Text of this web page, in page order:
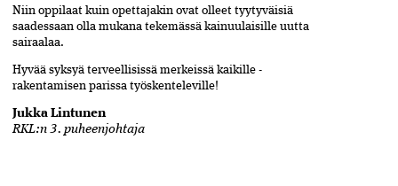
Niin oppilaat kuin opettajakin ovat olleet tyytyväisiä
saadessaan olla mukana tekemässä kainuulaisille uutta
sairaalaa.
Hyvää syksyä terveellisissä merkeissä kaikille ­
rakentamisen parissa työskenteleville!
Jukka Lintunen
RKL:n 3. puheenjohtaja